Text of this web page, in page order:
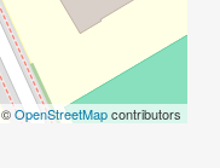
©OpenStreetMapcontributors